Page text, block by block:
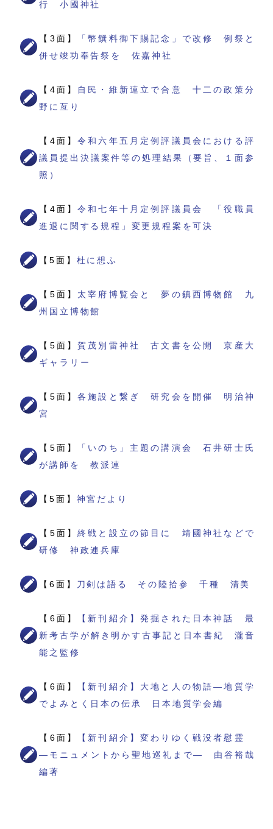
行 小國神社
【3面】
「幣饌料御下賜記念」で改修 例祭と
併せ竣功奉告祭を 佐嘉神社
【4面】
自民・維新連立で合意 十二の政策分
野に亙り
【4面】令和六年五月定例評議員会における評
議員提出決議案件等の処理結果（要旨、１面参
照）
【4面】令和七年十月定例評議員会 「役職員
進退に関する規程」変更規程案を可決
【5面】 杜に想ふ
【5面】 太宰府博覧会と 夢の鎮西博物館 九
州国立博物館
【5面】賀茂別雷神社 古文書を公開 京産大
ギャラリー
【5面】各施設と繋ぎ 研究会を開催 明治神
宮
【5面】
「いのち」主題の講演会 石井研士氏
が講師を 教派連
【5面】 神宮だより
【5面】終戦と設立の節目に 靖國神社などで
研修 神政連兵庫
【6面】 刀剣は語る その陸拾参 千種 清美
【6面】
【新刊紹介】発掘された日本神話 最
新考古学が解き明かす古事記と日本書紀 瀧音
能之監修
【6面】
【新刊紹介】大地と人の物語―地質学
でよみとく日本の伝承 日本地質学会編
【6面】
【新刊紹介】変わりゆく戦没者慰霊
―モニュメントから聖地巡礼まで― 由谷裕哉
編著